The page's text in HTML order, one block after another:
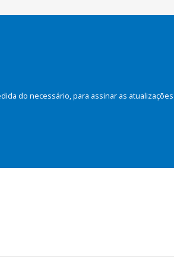
do necessário, para assinar as